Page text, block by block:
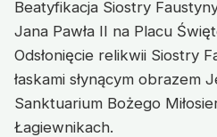
Beatyfikacja Siostry
Jana Pawła II na Placu
Odsłonięcie relikwii Siostry
łaskami słynącym obrazem
Sanktuarium Bożego
Łagiewnikach.